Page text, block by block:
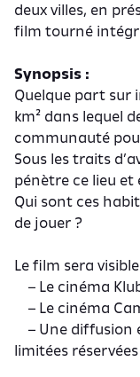
deux villes, en
film tourné
Synopsis :
Quelque part sur
km² dans lequel
communauté
Sous les traits
pénètre ce lieu
Qui sont ces
de jouer ?
Le film sera
– Le cinéma
– Le cinéma
– Une diffusion
limitées